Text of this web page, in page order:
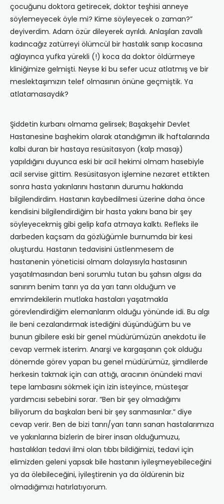
çocuğunu doktora getirecek, doktor teşhisi anneye
söylemeyecek öyle mi? Kime söyleyecek o zaman?”
deyiverdim. Adam özür dileyerek ayrıldı. Anlaşılan zavallı
kadıncağız zatürreyi ölümcül bir hastalık sanıp kocasına
ağlayınca yufka yürekli (!) koca da doktor öldürmeye
kliniğimize gelmişti. Neyse ki bu sefer ucuz atlatmış ve bir
meslektaşımızın telef olmasının önüne geçmiştik. Ya
atlatamasaydık?
Şiddetin kurbanı olmama gelirsek; Başakşehir Devlet
Hastanesine başhekim olarak atandığımın ilk haftalarında
kalbi duran bir hastaya resüsitasyon (kalp masajı)
yapıldığını duyunca eski bir acil hekimi olmam hasebiyle
acil servise gittim. Resüsitasyon işlemine nezaret ettikten
sonra hasta yakınlarını hastanın durumu hakkında
bilgilendirdim. Hastanın kaybedilmesi üzerine daha önce
kendisini bilgilendirdiğim bir hasta yakını bana bir şey
söyleyecekmiş gibi gelip kafa atmaya kalktı. Refleks ile
darbeden kaçsam da gözlüğümle burnumda bir kesi
oluşturdu. Hastanın tedavisini üstlenmesem de
hastanenin yöneticisi olmam dolayısıyla hastasının
yaşatılmasından beni sorumlu tutan bu şahsın algısı da
sanırım benim tanrı ya da yarı tanrı olduğum ve
emrimdekilerin mutlaka hastaları yaşatmakla
görevlendirdiğim elemanlarım olduğu yönünde idi. Bu algı
ile beni cezalandırmak istediğini düşündüğüm bu ve
bunun gibilere eski bir genel müdürümüzün anekdotu ile
cevap vermek isterim. Anarşi ve kargaşanın çok olduğu
dönemde görev yapan bu genel müdürümüz, şimdilerde
herkesin takmak için can attığı, aracının önündeki mavi
tepe lambasını sökmek için izin isteyince, müsteşar
yardımcısı sebebini sorar. “Ben bir şey olmadığımı
biliyorum da başkaları beni bir şey sanmasınlar.” diye
cevap verir. Ben de bizi tanrı/yarı tanrı sanan hastalarımıza
ve yakınlarına bizlerin de birer insan olduğumuzu,
hastalıkları tedavi ilmi olan tıbbı bildiğimizi, tedavi için
elimizden geleni yapsak bile hastanın iyileşmeyebileceğini
ya da ölebileceğini, iyileştirenin ya da öldürenin biz
olmadığımızı hatırlatıyorum.